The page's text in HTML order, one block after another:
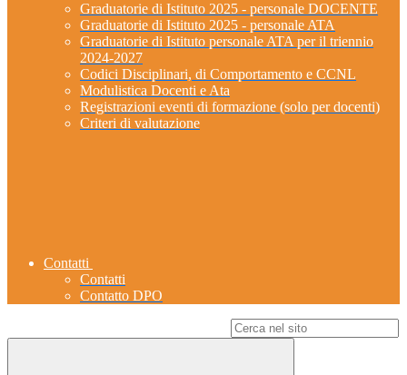
Graduatorie di Istituto 2025 - personale DOCENTE
Graduatorie di Istituto 2025 - personale ATA
Graduatorie di Istituto personale ATA per il triennio
2024-2027
Codici Disciplinari, di Comportamento e CCNL
Modulistica Docenti e Ata
Registrazioni eventi di formazione (solo per docenti)
Criteri di valutazione
Contatti
Contatti
Contatto DPO